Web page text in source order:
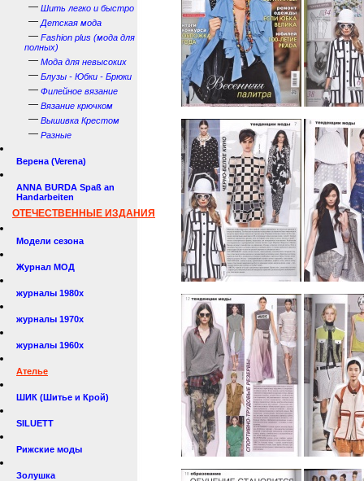
— Шить легко и быстро
— Детская мода
— Fashion plus (мода для
полных)
— Мода для невысоких
— Блузы - Юбки - Брюки
— Филейное вязание
— Вязание крючком
— Вышивка Крестом
— Разные
Верена (Verena)
ANNA BURDA Spaß an
Handarbeiten
ОТЕЧЕСТВЕННЫЕ ИЗДАНИЯ
Модели сезона
Журнал МОД
журналы 1980х
журналы 1970х
журналы 1960х
Ателье
ШИК (Шитье и Крой)
SILUETT
Рижские моды
Золушка